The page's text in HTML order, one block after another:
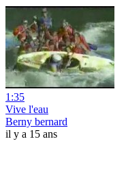
1:35
Vive l'eau
Berny bernard
il y a 15 ans